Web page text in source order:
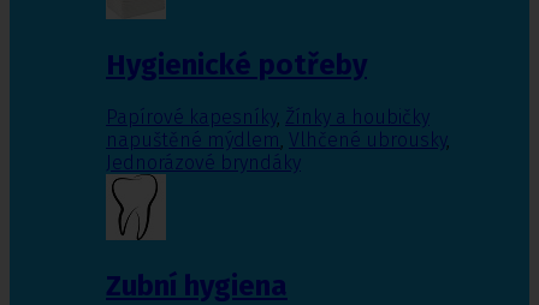
Hygienické potřeby
Papírové kapesníky, Žínky a houbičky
napuštěné mýdlem, Vlhčené ubrousky,
Jednorázové bryndáky
Zubní hygiena